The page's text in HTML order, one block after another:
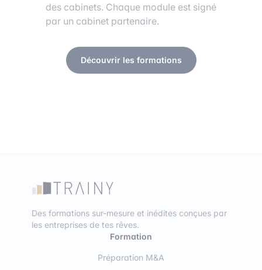
des cabinets. Chaque module est signé
par un cabinet partenaire.
Découvrir les formations
Des formations sur-mesure et inédites conçues par
les entreprises de tes rêves.
Formation
Préparation M&A